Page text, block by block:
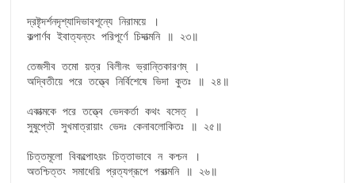
দ্রষ্টৃদর্শনদৃশ্যাদিভাবশূন্যে নিরাময়ে ।
কল্পার্ণব ইবাত্যন্তং পরিপূর্ণে চিদাত্মনি ॥ ২৩॥
তেজসীব তমো য়ত্র বিলীনং ভ্রান্তিকারণম্ ।
অদ্বিতীয়ে পরে তত্ত্বে নির্বিশেষে ভিদা কুতঃ ॥ ২৪॥
একাত্মকে পরে তত্ত্বে ভেদকর্তা কথং বসেত্ ।
সুষুপ্তৌ সুখমাত্রায়াং ভেদঃ কেনাবলোকিতঃ ॥ ২৫॥
চিত্তমূলো বিকল্পোঽয়ং চিত্তাভাবে ন কশ্চন ।
অতশ্চিত্তং সমাধেয়ি প্রত্যগ্রূপে পরাত্মনি ॥ ২৬॥